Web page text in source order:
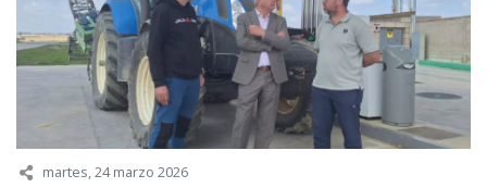
martes, 24 marzo 2026